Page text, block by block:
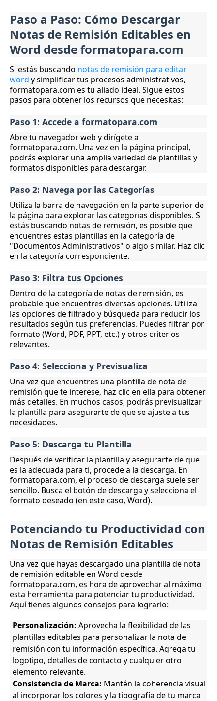
Paso a Paso: Cómo Descargar
Notas de Remisión Editables en
Word desde formatopara.com
Si estás buscando notas de remisión para editar
word y simplificar tus procesos administrativos,
formatopara.com es tu aliado ideal. Sigue estos
pasos para obtener los recursos que necesitas:
Paso 1: Accede a formatopara.com
Abre tu navegador web y dirígete a
formatopara.com. Una vez en la página principal,
podrás explorar una amplia variedad de plantillas y
formatos disponibles para descargar.
Paso 2: Navega por las Categorías
Utiliza la barra de navegación en la parte superior de
la página para explorar las categorías disponibles. Si
estás buscando notas de remisión, es posible que
encuentres estas plantillas en la categoría de
"Documentos Administrativos" o algo similar. Haz clic
en la categoría correspondiente.
Paso 3: Filtra tus Opciones
Dentro de la categoría de notas de remisión, es
probable que encuentres diversas opciones. Utiliza
las opciones de filtrado y búsqueda para reducir los
resultados según tus preferencias. Puedes filtrar por
formato (Word, PDF, PPT, etc.) y otros criterios
relevantes.
Paso 4: Selecciona y Previsualiza
Una vez que encuentres una plantilla de nota de
remisión que te interese, haz clic en ella para obtener
más detalles. En muchos casos, podrás previsualizar
la plantilla para asegurarte de que se ajuste a tus
necesidades.
Paso 5: Descarga tu Plantilla
Después de verificar la plantilla y asegurarte de que
es la adecuada para ti, procede a la descarga. En
formatopara.com, el proceso de descarga suele ser
sencillo. Busca el botón de descarga y selecciona el
formato deseado (en este caso, Word).
Potenciando tu Productividad con
Notas de Remisión Editables
Una vez que hayas descargado una plantilla de nota
de remisión editable en Word desde
formatopara.com, es hora de aprovechar al máximo
esta herramienta para potenciar tu productividad.
Aquí tienes algunos consejos para lograrlo:
Personalización: Aprovecha la flexibilidad de las
plantillas editables para personalizar la nota de
remisión con tu información específica. Agrega tu
logotipo, detalles de contacto y cualquier otro
elemento relevante.
Consistencia de Marca: Mantén la coherencia visual
al incorporar los colores y la tipografía de tu marca